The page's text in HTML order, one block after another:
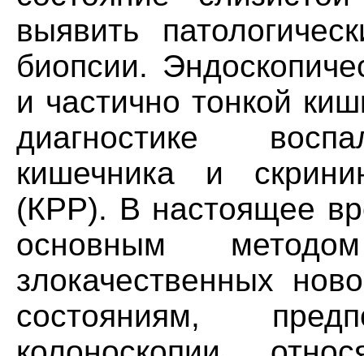
выявить
биопсии.
и частично тонкой
диагностике
кишечника и
(КРР). В настоящее
основным
злокачественных
состояниям,